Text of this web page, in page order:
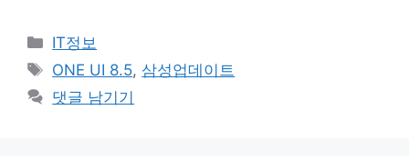
카
테
리
IT정보
태
그
ONE UI 8.5, 삼성업데이트
댓글 남기기